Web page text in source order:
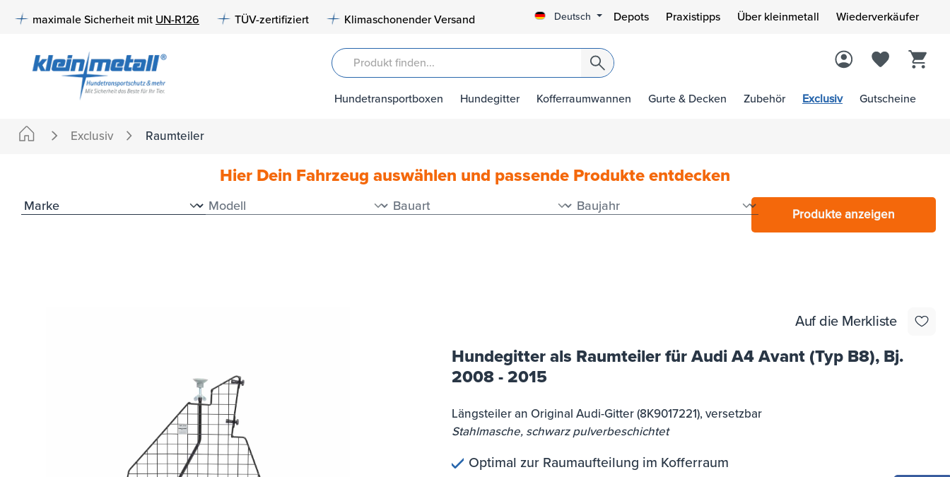
springen Zur Hauptnavigation springen
maximale Sicherheit mit UN-R126 TÜV-zertifiziert Klimaschonender Versand Deutsch Depots Praxistipps Über kleinmetall Wiederverkäufer
Hundetransportboxen Hundegitter Kofferraumwannen Gurte & Decken Zubehör Exclusiv Gutscheine
Exclusiv Raumteiler
Hier Dein Fahrzeug auswählen und passende Produkte entdecken
Produkte anzeigen
Auf die Merkliste
Hundegitter als Raumteiler für Audi A4 Avant (Typ B8), Bj.
2008 - 2015
Längsteiler an Original Audi-Gitter (8K9017221), versetzbar
Stahlmasche, schwarz pulverbeschichtet
Optimal zur Raumaufteilung im Kofferraum